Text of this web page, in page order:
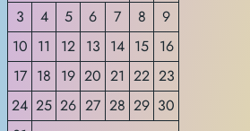
3
4 5 6 7 8
9
10 11 12 13 14 15 16
17 18 19 20 21 22 23
24 25 26 27 28 29 30